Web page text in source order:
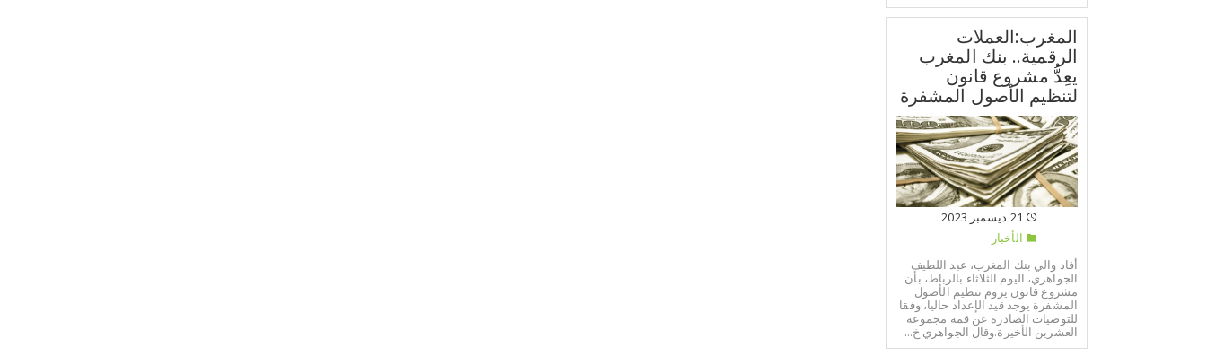
المغرب:العملات
الرقمية.. بنك المغرب
يعِدُّ مشروع قانون
لتنظيم الأصول المشفرة
الأخبار
أفاد والي بنك المغرب، عبد اللطيف
الجواهري، اليوم الثلاثاء بالرباط، بأن
مشروع قانون يروم تنظيم الأصول
المشفرة يوجد قيد الإعداد حاليا، وفقا
للتوصيات الصادرة عن قمة مجموعة
العشرين الأخيرة.وقال الجواهري خ...